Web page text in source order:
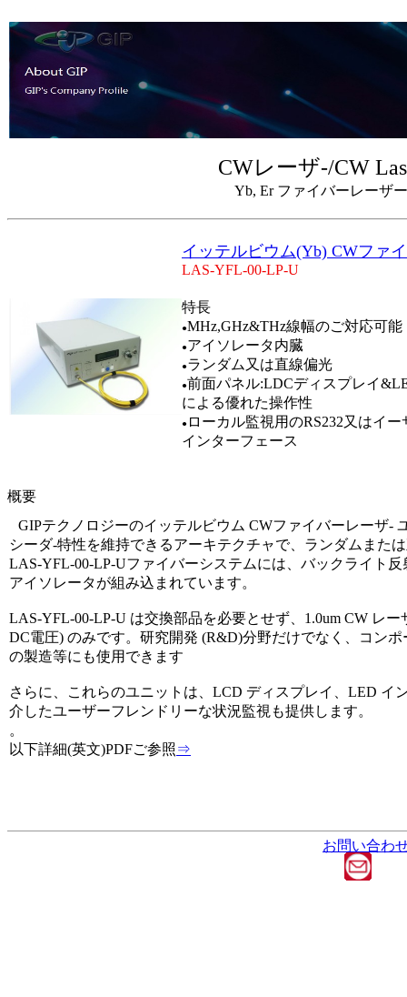
CWレーザ‐/CW
Yb, Er ファイバーレーザー
お問い合わ
イッテルビウム(Yb) CWファ
LAS-YFL-00-LP-U
GIPテクノロジーのイッテルビウム CWファイバーレーザ‐
シーダ‐特性を維持できるアーキテクチャで、ランダムまた
LAS-YFL-00-LP-Uファイバーシステムには、バックライト
アイソレータが組み込まれています。
LAS-YFL-00-LP-U は交換部品を必要とせず、1.0um CW レ
DC電圧) のみです。研究開発 (R&D)分野だけでなく、コン
の製造等にも使用できます
さらに、これらのユニットは、LCD ディスプレイ、LED イ
介したユーザーフレンドリーな状況監視も提供します。
。
以下詳細(英文)PDFご参照⇒
特長
●MHz,GHz&THz線幅のご対応可能
●アイソレータ内臓
●ランダム又は直線偏光
●前面パネル:LDCディスプレイ
による優れた操作性
● ローカル監視用のRS232又はイ
インターフェース
概要